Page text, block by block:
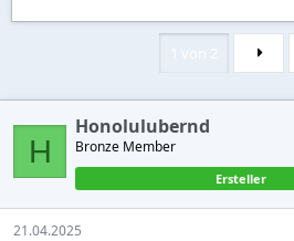
s
l
e
r
s
l
t
a
m
H
Honolulubernd
Bronze Member
Ersteller
21.04.2025